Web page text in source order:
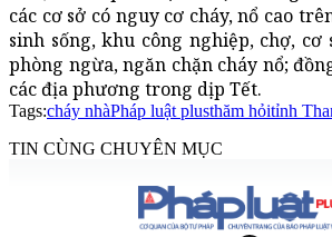
các cơ sở có nguy cơ cháy, nổ cao
sinh sống, khu công nghiệp, chợ,
phòng ngừa, ngăn chặn cháy nổ;
các địa phương trong dịp Tết.
Tags:cháy nhàPháp luật plusthăm hỏitỉnh
TIN CÙNG CHUYÊN MỤC